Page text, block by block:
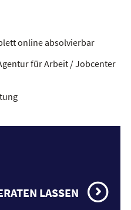
online absolvierbar
für Arbeit / Jobcenter
LASSEN